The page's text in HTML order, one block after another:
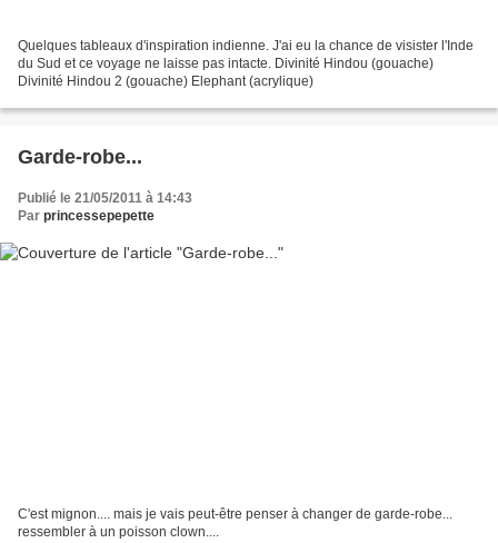
Quelques tableaux d'inspiration indienne. J'ai eu la chance de visister l'Inde
du Sud et ce voyage ne laisse pas intacte. Divinité Hindou (gouache)
Divinité Hindou 2 (gouache) Elephant (acrylique)
Garde-robe...
Publié le 21/05/2011 à 14:43
Par princessepepette
C'est mignon.... mais je vais peut-être penser à changer de garde-robe...
ressembler à un poisson clown....